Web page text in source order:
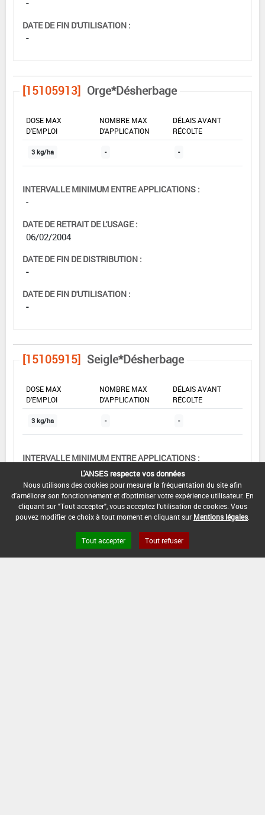
-
DATE DE FIN D'UTILISATION :
-
[15105913] Orge*Désherbage
DOSE MAX
D'EMPLOI
NOMBRE MAX
D'APPLICATION
DÉLAIS AVANT
RÉCOLTE
3 kg/ha - -
INTERVALLE MINIMUM ENTRE APPLICATIONS :
-
DATE DE RETRAIT DE L'USAGE :
06/02/2004
DATE DE FIN DE DISTRIBUTION :
-
DATE DE FIN D'UTILISATION :
-
[15105915] Seigle*Désherbage
DOSE MAX
D'EMPLOI
NOMBRE MAX
D'APPLICATION
DÉLAIS AVANT
RÉCOLTE
3 kg/ha - -
INTERVALLE MINIMUM ENTRE APPLICATIONS :
DATE DE RETRAIT DE L'USAGE :
06/02/2004
L'ANSES respecte vos données
Nous utilisons des cookies pour mesurer la fréquentation du site afin
d'améliorer son fonctionnement et d'optimiser votre expérience utilisateur. En
cliquant sur "Tout accepter", vous acceptez l'utilisation de cookies. Vous
pouvez modifier ce choix à tout moment en cliquant sur Mentions légales
Tout accepter Tout refuser